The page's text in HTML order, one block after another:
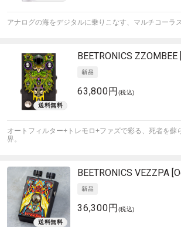
アナログの海をデジタルに乗りこなす、マルチコーラ
BEETRONICS ZZOMBEE
63,800円 (税込)
オートフィルター+トレモロ+ファズで彩る、死者を蘇
界。
BEETRONICS VEZZPA
36,300円 (税込)